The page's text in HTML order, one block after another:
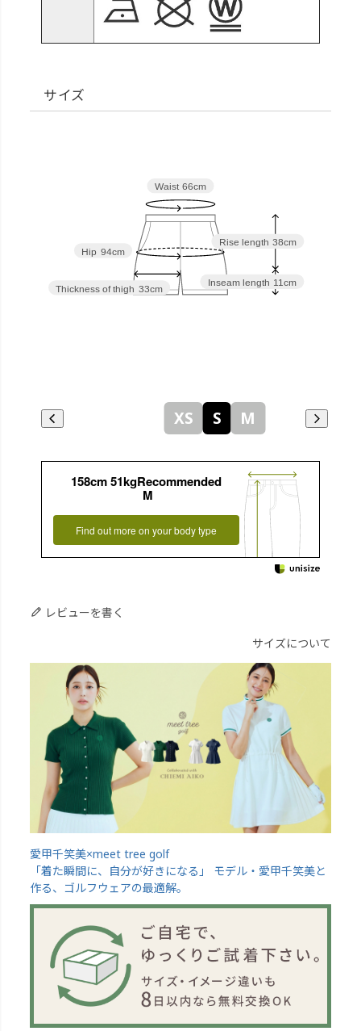
サイズ
Rise length 38cm
Inseam length 11cm
Thickness of thigh 33cm
Hip 94cm
Waist 66cm
XS S M
158cm 51kgRecommended
M
Find out more on your body type
レビューを書く
サイズについて
愛甲千笑美×meet tree golf
「着た瞬間に、自分が好きになる」 モデル・愛甲千笑美と
作る、ゴルフウェアの最適解。